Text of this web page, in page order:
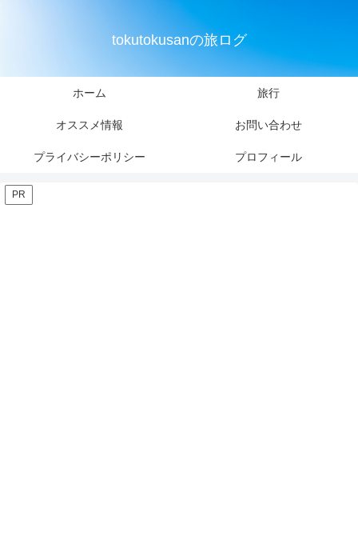
tokutokusanの旅ログ
ホーム 旅行
オススメ情報 お問い合わせ
プライバシーポリシー プロフィール
PR